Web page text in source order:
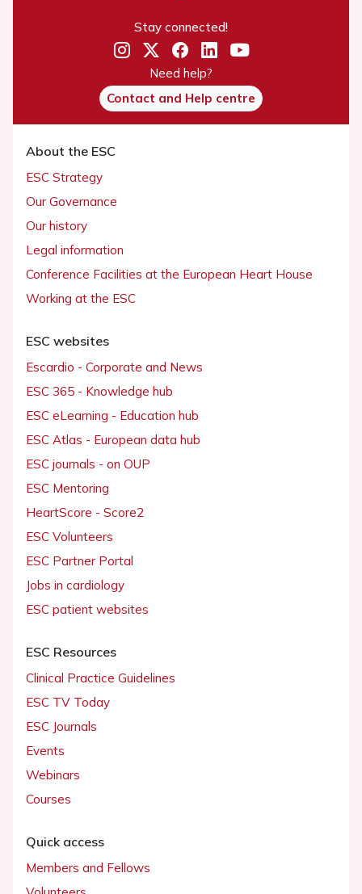
Stay connected!
Need help?
Contact and Help centre
About the ESC
ESC Strategy
Our Governance
Our history
Legal information
Conference Facilities at the European Heart House
Working at the ESC
ESC websites
Escardio - Corporate and News
ESC 365 - Knowledge hub
ESC eLearning - Education hub
ESC Atlas - European data hub
ESC journals - on OUP
ESC Mentoring
HeartScore - Score2
ESC Volunteers
ESC Partner Portal
Jobs in cardiology
ESC patient websites
ESC Resources
Clinical Practice Guidelines
ESC TV Today
ESC Journals
Events
Webinars
Courses
Quick access
Members and Fellows